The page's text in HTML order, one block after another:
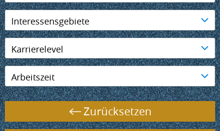
Interessensgebiete
Karrierelevel
Arbeitszeit
Zurücksetzen